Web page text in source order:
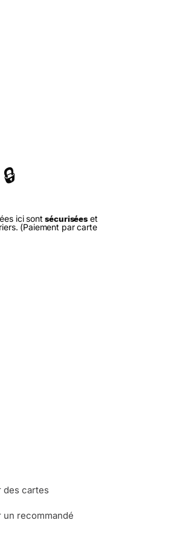
🔒
ici sontsécuriséeset
(Paiement par carte
des cartes
un recommandé